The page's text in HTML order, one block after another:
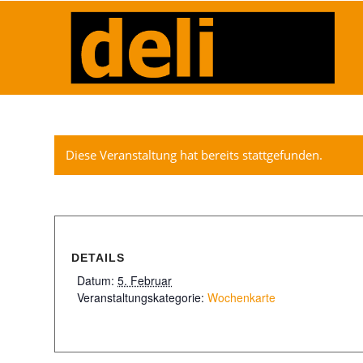
Diese Veranstaltung hat bereits stattgefunden.
DETAILS
Datum: 5. Februar
Veranstaltungskategorie: Wochenkarte